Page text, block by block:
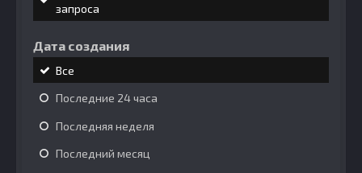
запроса
Дата создания
Все
Последние 24 часа
Последняя неделя
Последний месяц